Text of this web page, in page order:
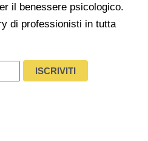
il benessere psicologico.
di professionisti in tutta
ISCRIVITI